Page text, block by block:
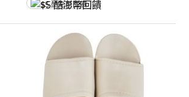
$5 酷澎幣回饋